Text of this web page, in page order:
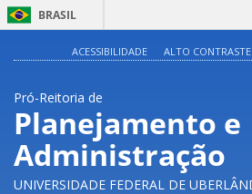
BRASIL
ACESSIBILIDADE ALTO CONTRASTE
Pró-Reitoria de
Planejamento e
Administração
UNIVERSIDADE FEDERAL DE